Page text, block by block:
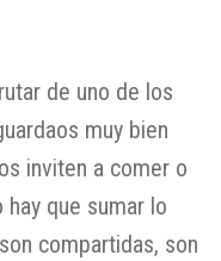
de uno de los
muy bien
inviten a comer o
que sumar lo
compartidas, son